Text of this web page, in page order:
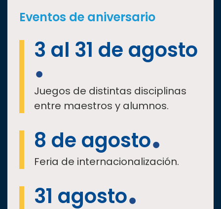
Eventos de aniversario
3 al 31 de agosto
Juegos de distintas disciplinas
entre maestros y alumnos.
8 de agosto
Feria de internacionalización.
31 agosto